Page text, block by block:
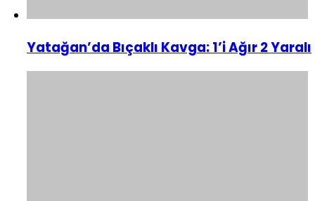
Yatağan’da Bıçaklı Kavga: 1’i Ağır 2 Yaralı